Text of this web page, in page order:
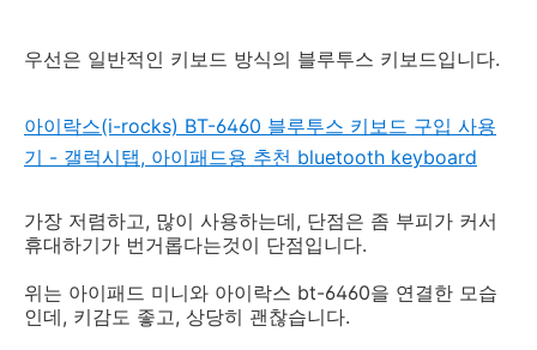
우선은 일반적인 키보드 방식의 블루투스 키보드입니다.
아이락스(i-rocks) BT-6460 블루투스 키보드 구입 사용
기 - 갤럭시탭, 아이패드용 추천 bluetooth keyboard
가장 저렴하고, 많이 사용하는데, 단점은 좀 부피가 커서
휴대하기가 번거롭다는것이 단점입니다.
위는 아이패드 미니와 아이락스 bt-6460을 연결한 모습
인데, 키감도 좋고, 상당히 괜찮습니다.